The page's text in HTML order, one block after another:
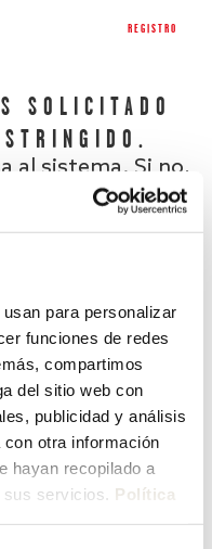
para personalizar
funciones de redes
compartimos
del sitio web con
publicidad y análisis
otra información
hayan recopilado a
servicios. Política
REGISTRO
SOLICITADO
al sistema. Si no,